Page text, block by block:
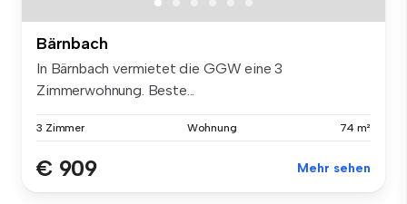
Bärnbach
In Bärnbach vermietet die GGW eine 3
Zimmerwohnung. Beste...
3 Zimmer Wohnung 74 m²
€ 909 Mehr sehen